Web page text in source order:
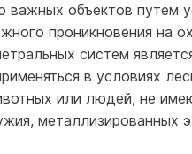
важных объектов путем
проникновения на
систем
в условиях
или людей, не
металлизированных